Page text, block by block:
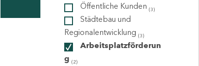
Öffentliche Kunden (3)
Städtebau und
Regionalentwicklung (3)
Arbeitsplatzförderun
g (2)